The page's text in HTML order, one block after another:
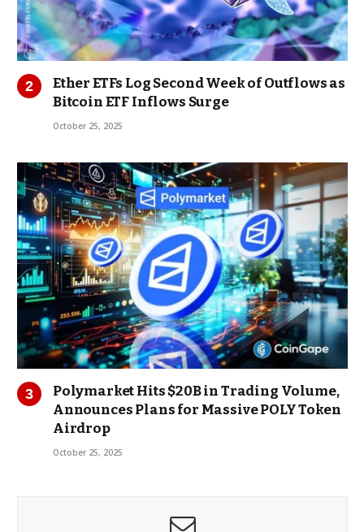
Ether ETFs Log Second Week of Outflows as
Bitcoin ETF Inflows Surge
October 25, 2025
Polymarket Hits $20B in Trading Volume,
Announces Plans for Massive POLY Token
Airdrop
October 25, 2025